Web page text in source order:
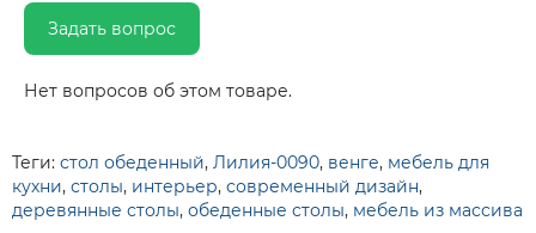
Задать вопрос
Нет вопросов об этом товаре.
Теги: стол обеденный, Лилия-0090, венге, мебель для
кухни, столы, интерьер, современный дизайн,
деревянные столы, обеденные столы, мебель из массива